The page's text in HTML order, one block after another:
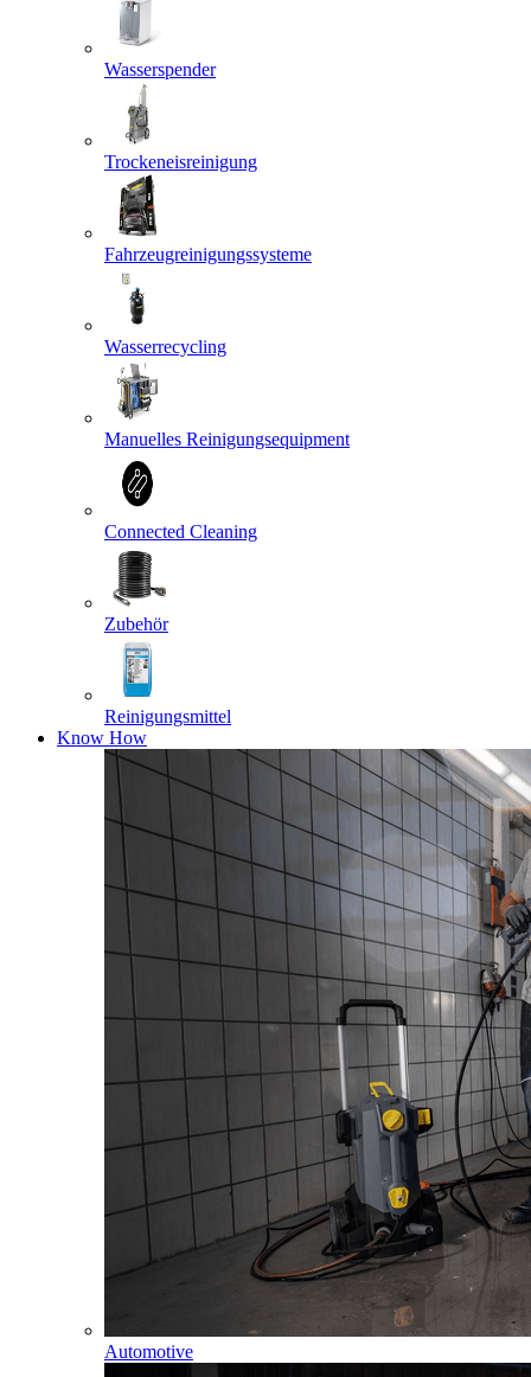
Wasserspender
Trockeneisreinigung
Fahrzeugreinigungssysteme
Wasserrecycling
Manuelles Reinigungsequipment
Connected Cleaning
Zubehör
Reinigungsmittel
Know How
Automotive